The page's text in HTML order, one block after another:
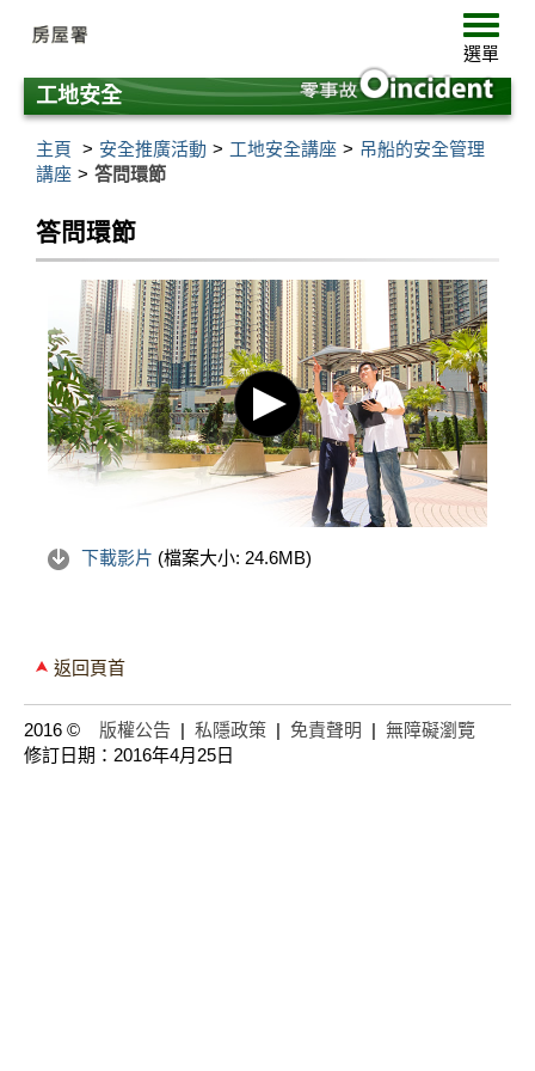
要
內
選
單
選單
工地安全
主頁 安全推廣活動 工地安全講座
吊船的安全管理
講座
答問環節
答問環節
下載影片 (檔案大小: 24.6MB)
返回頁首
2016 © 版權公告 | 私隱政策 | 免責聲明 | 無障礙瀏覽
修訂日期：2016年4月25日